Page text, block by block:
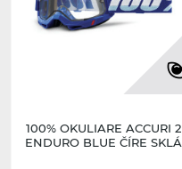
100% OKULIARE ACCURI 2
ENDURO BLUE ČÍRE SKLÁ